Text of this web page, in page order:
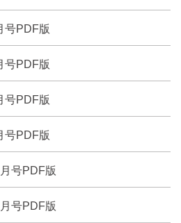
号PDF版
号PDF版
号PDF版
号PDF版
号PDF版
号PDF版